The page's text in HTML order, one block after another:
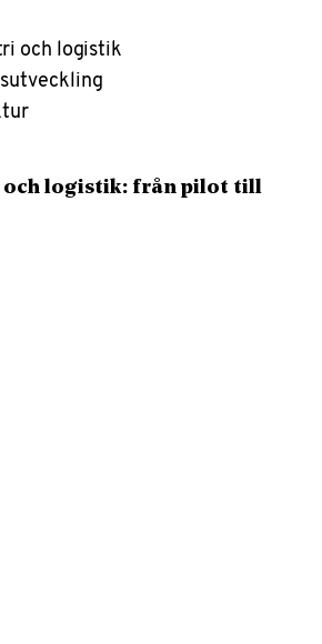
och logistik
logistik: från pilot till